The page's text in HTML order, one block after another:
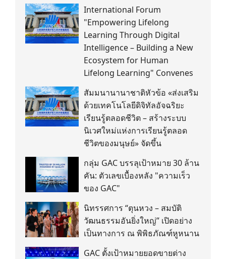
International Forum
"Empowering Lifelong
Learning Through Digital
Intelligence – Building a New
Ecosystem for Human
Lifelong Learning" Convenes
สัมมนานานาชาติหัวข้อ «ส่งเสริม
ด้วยเทคโนโลยีดิจิทัลอัจฉริยะ
เรียนรู้ตลอดชีวิต – สร้างระบบ
นิเวศใหม่แห่งการเรียนรู้ตลอด
ชีวิตของมนุษย์» จัดขึ้น
กลุ่ม GAC บรรลุเป้าหมาย 30 ล้าน
คัน: ตัวเลขเบื้องหลัง "ความเร็ว
ของ GAC"
นิทรรศการ “ตุนหวง – สมบัติ
วัฒนธรรมอันยิ่งใหญ่” เปิดอย่าง
เป็นทางการ ณ พิพิธภัณฑ์หูหนาน
GAC ตั้งเป้าหมายยอดขายต่าง